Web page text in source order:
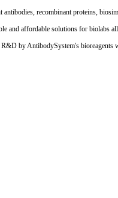
recombinant proteins,
and affordable solutions for
by AntibodySystem's bioreagents